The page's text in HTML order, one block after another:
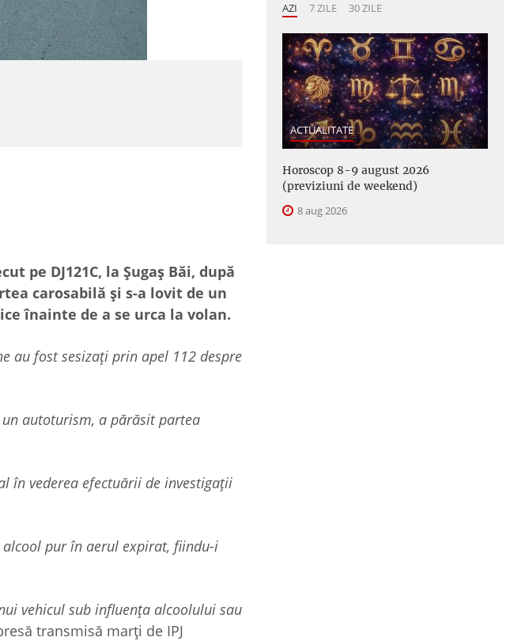
pe DJ121C, la Șugaș Băi, după
carosabilă și s-a lovit de un
înainte de a se urca la volan.
au fost sesizați prin apel 112 despre
autoturism, a părăsit partea
în vederea efectuării de investigații
pur în aerul expirat, fiindu-i
vehicul sub influența alcoolului sau
transmisă marți de IPJ
AZI 7 ZILE 30 ZILE
ACTUALITATE
Horoscop 8-9 august 2026
(previziuni de weekend)
8 aug 2026